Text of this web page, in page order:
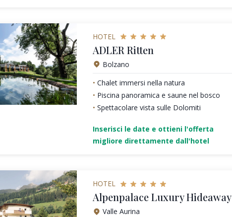
HOTEL
ADLER Ritten
Bolzano
Chalet immersi nella natura
Piscina panoramica e saune nel bosco
Spettacolare vista sulle Dolomiti
Inserisci le date e ottieni l'offerta
migliore direttamente dall'hotel
HOTEL
Alpenpalace Luxury Hideaway
Valle Aurina